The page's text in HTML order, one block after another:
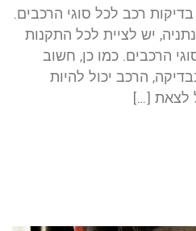
רכב לכל סוגי הרכבים.
יש לציית לכל התקנות
הרכבים. כמו כן, חשוב
הרכב יכול להיות
לצאת […]